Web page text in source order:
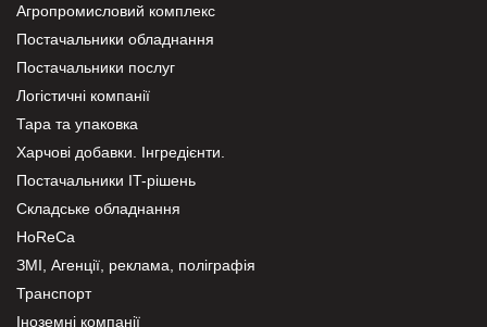
Агропромисловий комплекс
Постачальники обладнання
Постачальники послуг
Логістичні компанії
Тара та упаковка
Харчові добавки. Інгредієнти.
Постачальники IT-рішень
Складське обладнання
HoReCa
ЗМІ, Агенції, реклама, поліграфія
Транспорт
Іноземні компанії